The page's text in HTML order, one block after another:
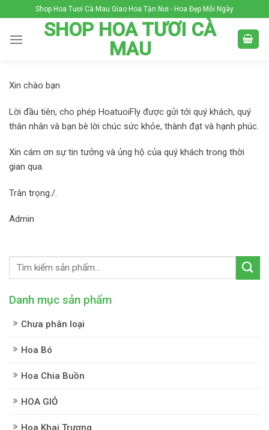
to
content
Shop Hoa Tươi Cà Mau Giao Hoa Tận Nơi - Hoa Đẹp Mỗi Ngày
SHOP HOA TƯƠI CÀ
MAU
Xin chào bạn
Lời đầu tiên, cho phép HoatuoiFly được gửi tới quý khách, quý
thân nhân và bạn bè lời chúc sức khỏe, thành đạt và hạnh phúc.
Xin cám ơn sự tin tưởng và ủng hộ của quý khách trong thời
gian qua.
Trân trọng./.
Admin
Danh mục sản phẩm
Chưa phân loại
Hoa Bó
Hoa Chia Buồn
HOA GIỎ
Hoa Khai Trương